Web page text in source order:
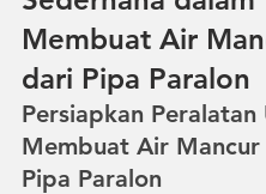
Membuat Air
dari Pipa Paralon
Persiapkan Peralatan
Membuat Air
Pipa Paralon